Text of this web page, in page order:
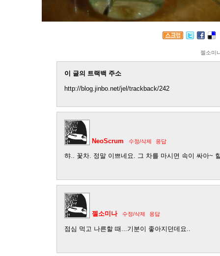
젤소미
이 글의 트랙백 주소
http://blog.jinbo.net/jel/trackback/242
NeoScrum 수정/삭제 응답
햐.. 꽃차. 정말 이쁘네요. 그 차를 마시면 속이 싸아~
젤소미나 수정/삭제 응답
점심 먹고 나른할 때...기분이 좋아지던데요..